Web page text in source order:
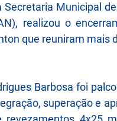
Municipal
realizou o
que reuniram mais
Barbosa foi
superação e